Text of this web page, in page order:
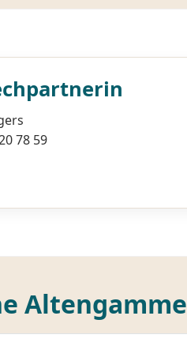
78 59
Altengamme